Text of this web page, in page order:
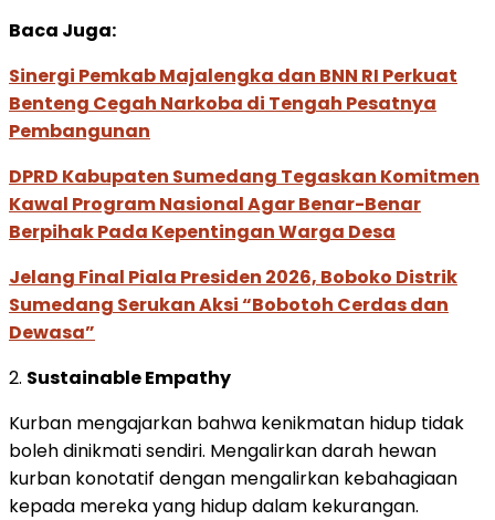
Baca Juga:
Sinergi Pemkab Majalengka dan BNN RI Perkuat
Benteng Cegah Narkoba di Tengah Pesatnya
Pembangunan
DPRD Kabupaten Sumedang Tegaskan Komitmen
Kawal Program Nasional Agar Benar-Benar
Berpihak Pada Kepentingan Warga Desa
Jelang Final Piala Presiden 2026, Boboko Distrik
Sumedang Serukan Aksi “Bobotoh Cerdas dan
Dewasa”
2. Sustainable Empathy
Kurban mengajarkan bahwa kenikmatan hidup tidak
boleh dinikmati sendiri. Mengalirkan darah hewan
kurban konotatif dengan mengalirkan kebahagiaan
kepada mereka yang hidup dalam kekurangan.